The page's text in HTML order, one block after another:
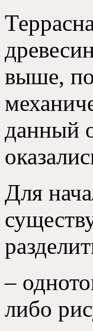
выше,
данный
Для
–
либо